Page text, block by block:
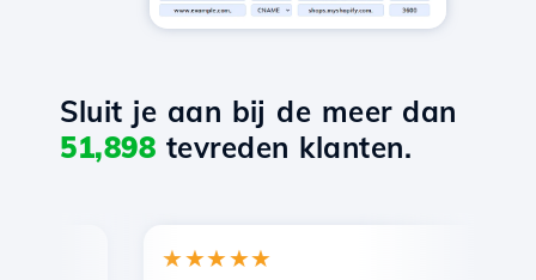
Sluit je aan bij de meer dan
51,898 tevreden klanten.
★★★★★